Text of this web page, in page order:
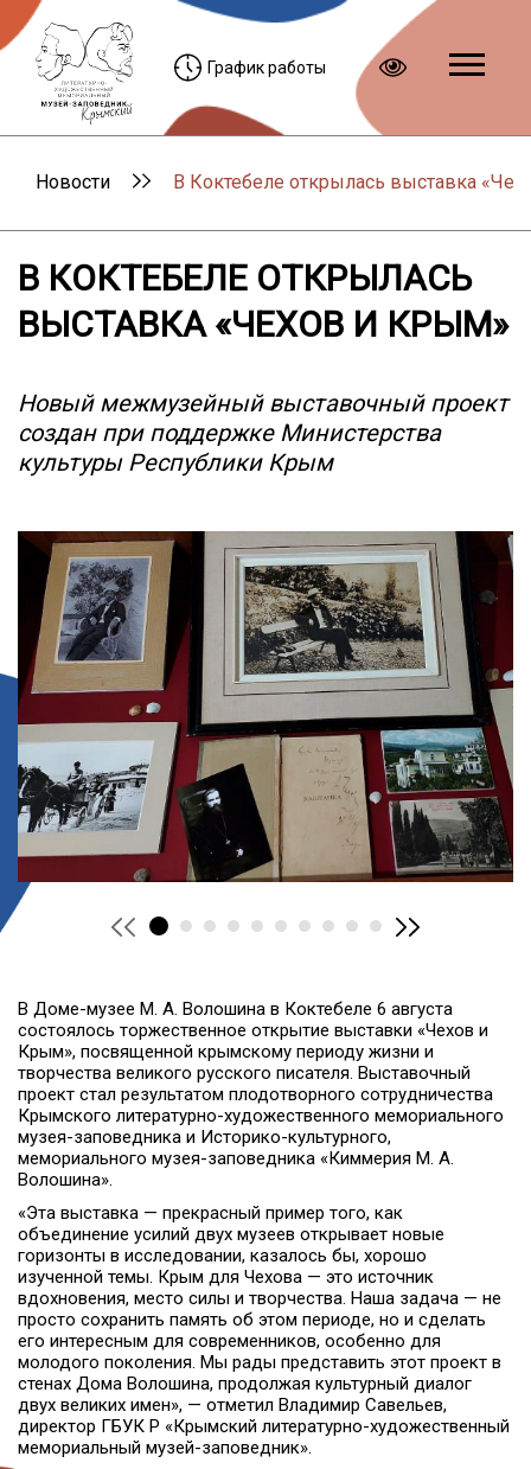
График работы
Новости В Коктебеле открылась выставка
В КОКТЕБЕЛЕ ОТКРЫЛАСЬ
ВЫСТАВКА «ЧЕХОВ И КРЫМ»
Новый межмузейный выставочный проект
создан при поддержке Министерства
культуры Республики Крым
В Доме-музее М. А. Волошина в Коктебеле 6 августа
состоялось торжественное открытие выставки «Чехов и
Крым», посвященной крымскому периоду жизни и
творчества великого русского писателя. Выставочный
проект стал результатом плодотворного сотрудничества
Крымского литературно-художественного мемориального
музея-заповедника и Историко-культурного,
мемориального музея-заповедника «Киммерия М. А.
Волошина».
«Эта выставка — прекрасный пример того, как
объединение усилий двух музеев открывает новые
горизонты в исследовании, казалось бы, хорошо
изученной темы. Крым для Чехова — это источник
вдохновения, место силы и творчества. Наша задача — не
просто сохранить память об этом периоде, но и сделать
его интересным для современников, особенно для
молодого поколения. Мы рады представить этот проект в
стенах Дома Волошина, продолжая культурный диалог
двух великих имен», — отметил Владимир Савельев,
директор ГБУК Р «Крымский литературно-художественный
мемориальный музей-заповедник».